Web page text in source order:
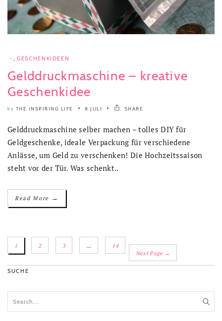
- , GESCHENKIDEEN
Gelddruckmaschine – kreative
Geschenkidee
by THE INSPIRING LIFE 8 JULI SHARE
Gelddruckmaschine selber machen – tolles DIY für
Geldgeschenke, ideale Verpackung für verschiedene
Anlässe, um Geld zu verschenken! Die Hochzeitssaison
steht vor der Tür. Was schenkt..
Read More →
1 2 3 …
14
Next Page →
SUCHE